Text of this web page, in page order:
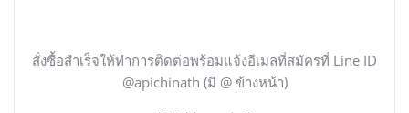
สั่งซื้อสำเร็จให้ทำการติดต่อพร้อมแจ้งอีเมลที่สมัครที่ Line ID
@apichinath (มี @ ข้างหน้า)